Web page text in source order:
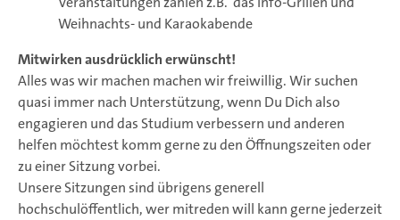
Weihnachts- und Karaokabende
Mitwirken ausdrücklich erwünscht!
Alles was wir machen machen wir freiwillig. Wir suchen
quasi immer nach Unterstützung, wenn Du Dich also
engagieren und das Studium verbessern und anderen
helfen möchtest komm gerne zu den Öffnungszeiten oder
zu einer Sitzung vorbei.
Unsere Sitzungen sind übrigens generell
hochschulöffentlich, wer mitreden will kann gerne jederzeit